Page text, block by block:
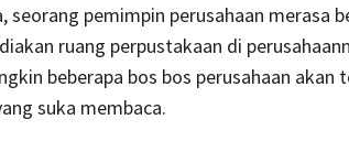
seorang pemimpin perusahaan merasa
ruang perpustakaan di
beberapa bos bos perusahaan akan
suka membaca.